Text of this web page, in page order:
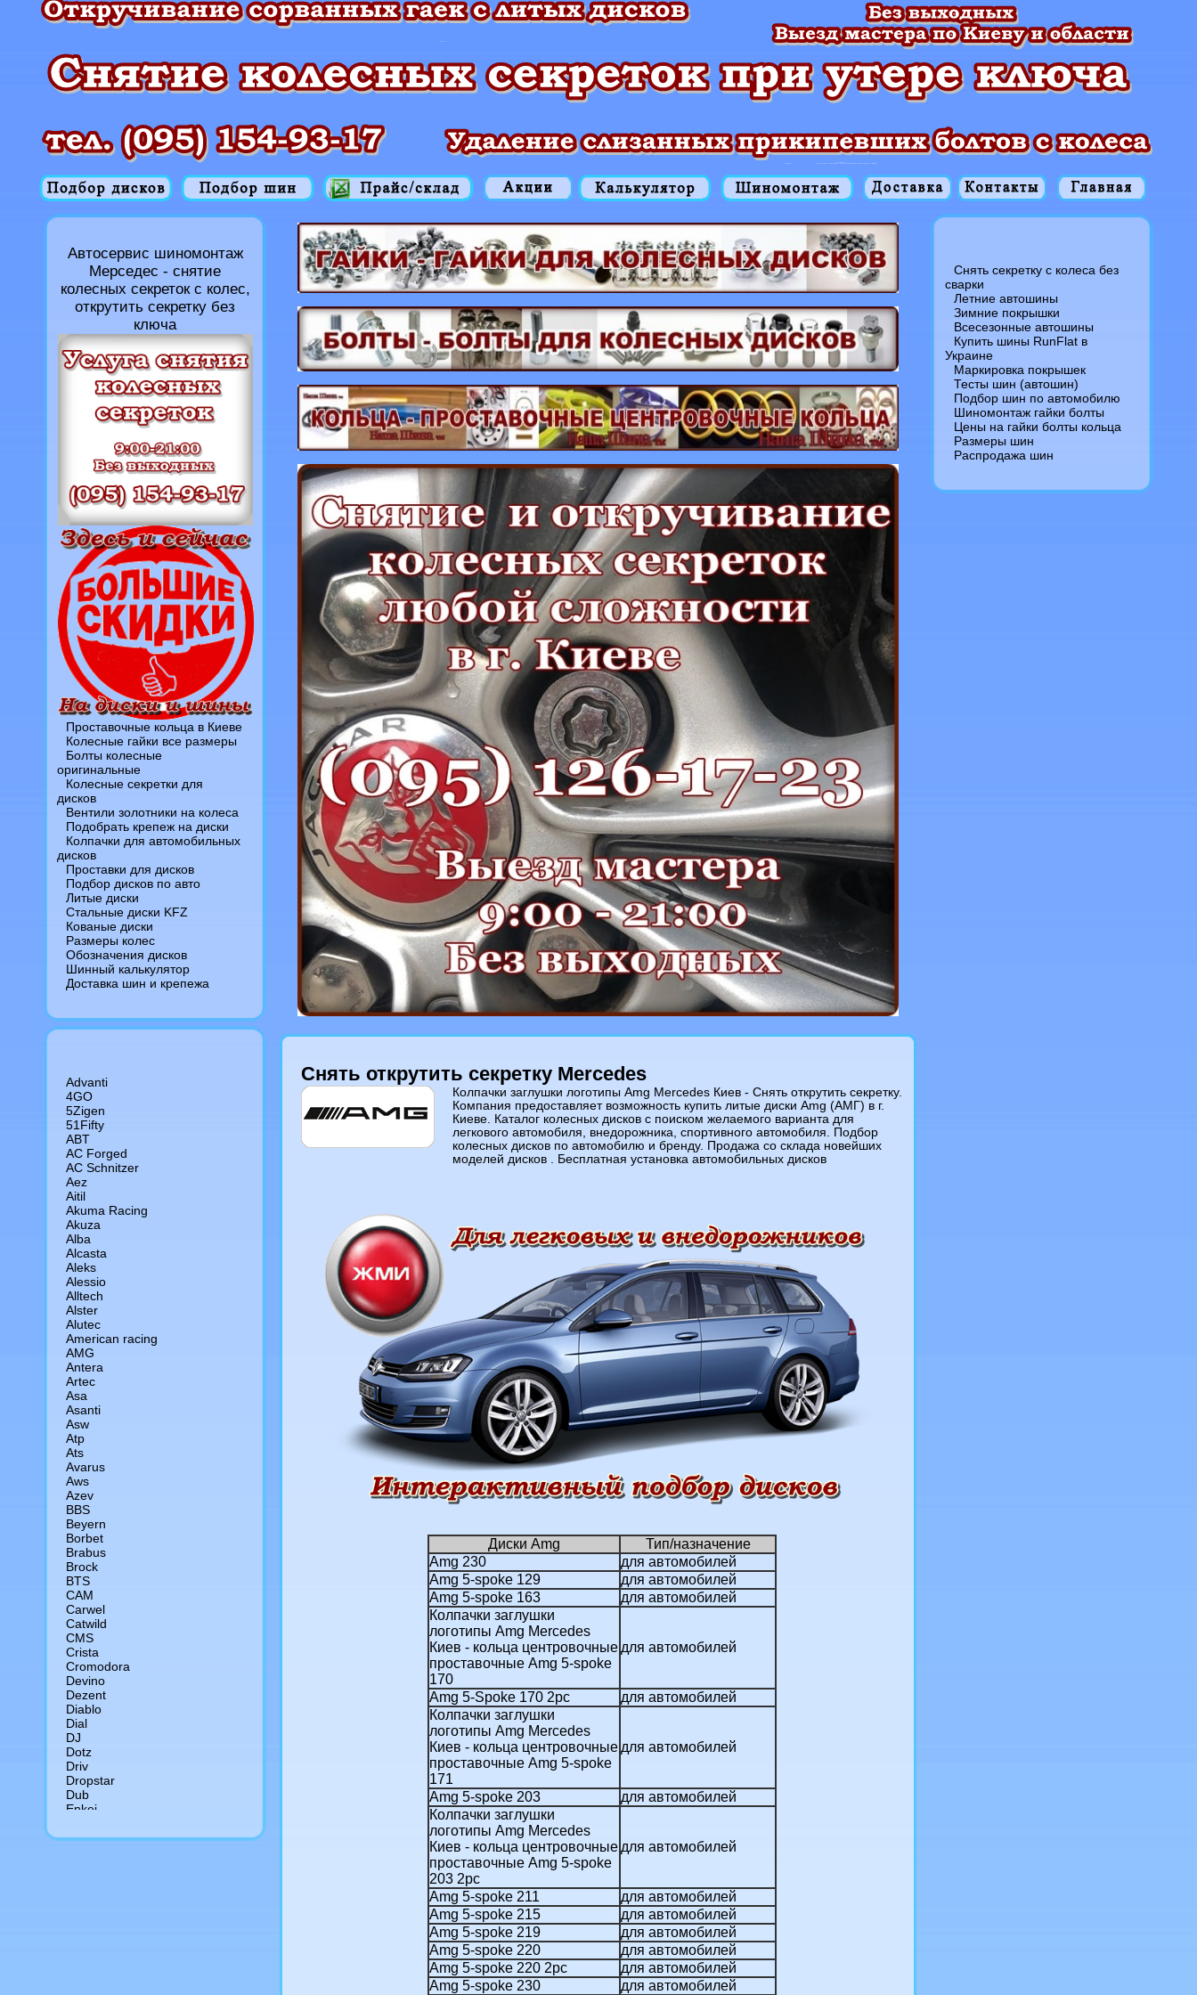
Автосервис шиномонтаж
Мерседес - снятие
колесных секреток с колес,
открутить секретку без
ключа
Проставочные кольца в Киеве
Колесные гайки все размеры
Болты колесные
оригинальные
Колесные секретки для
дисков
Вентили золотники на колеса
Подобрать крепеж на диски
Колпачки для автомобильных
дисков
Проставки для дисков
Подбор дисков по авто
Литые диски
Стальные диски KFZ
Кованые диски
Размеры колес
Обозначения дисков
Шинный калькулятор
Доставка шин и крепежа
Advanti
4GO
5Zigen
51Fifty
ABT
AC Forged
AC Schnitzer
Aez
Aitil
Akuma Racing
Akuza
Alba
Alcasta
Aleks
Alessio
Alltech
Alster
Alutec
American racing
AMG
Antera
Artec
Asa
Asanti
Asw
Atp
Ats
Avarus
Aws
Azev
BBS
Beyern
Borbet
Brabus
Brock
BTS
CAM
Сarwel
Catwild
CMS
Crista
Cromodora
Devino
Dezent
Diablo
Dial
DJ
Dotz
Driv
Dropstar
Dub
Enkei
Eurodisk
Cнять открутить секретку Mercedes
Колпачки заглушки логотипы Amg Mercedes Киев - Cнять открутить секретку.
Компания предоставляет возможность купить литые диски Amg (АМГ) в г.
Киеве. Каталог колесных дисков c поиском желаемого варианта для
легкового автомобиля, внедорожника, спортивного автомобиля. Подбор
колесных дисков по автомобилю и бренду. Продажа со склада новейших
моделей дисков . Бесплатная установка автомобильных дисков
Диски Amg
Тип/назначение
Amg 230
для автомобилей
Amg 5-spoke 129
для автомобилей
Amg 5-spoke 163
для автомобилей
Колпачки заглушки
логотипы Amg Mercedes
Киев - кольца центровочные
проставочные Amg 5-spoke
170
для автомобилей
Amg 5-Spoke 170 2pc
для автомобилей
Колпачки заглушки
логотипы Amg Mercedes
Киев - кольца центровочные
проставочные Amg 5-spoke
171
для автомобилей
Amg 5-spoke 203
для автомобилей
Колпачки заглушки
логотипы Amg Mercedes
Киев - кольца центровочные
проставочные Amg 5-spoke
203 2pc
для автомобилей
Amg 5-spoke 211
для автомобилей
Amg 5-spoke 215
для автомобилей
Amg 5-spoke 219
для автомобилей
Amg 5-spoke 220
для автомобилей
Amg 5-spoke 220 2pc
для автомобилей
Amg 5-spoke 230
для автомобилей
Снять секретку с колеса без
сварки
Летние автошины
Зимние покрышки
Всесезонные автошины
Купить шины RunFlat в
Украине
Маркировка покрышек
Тесты шин (автошин)
Подбор шин по автомобилю
Шиномонтаж гайки болты
Цены на гайки болты кольца
Размеры шин
Распродажа шин